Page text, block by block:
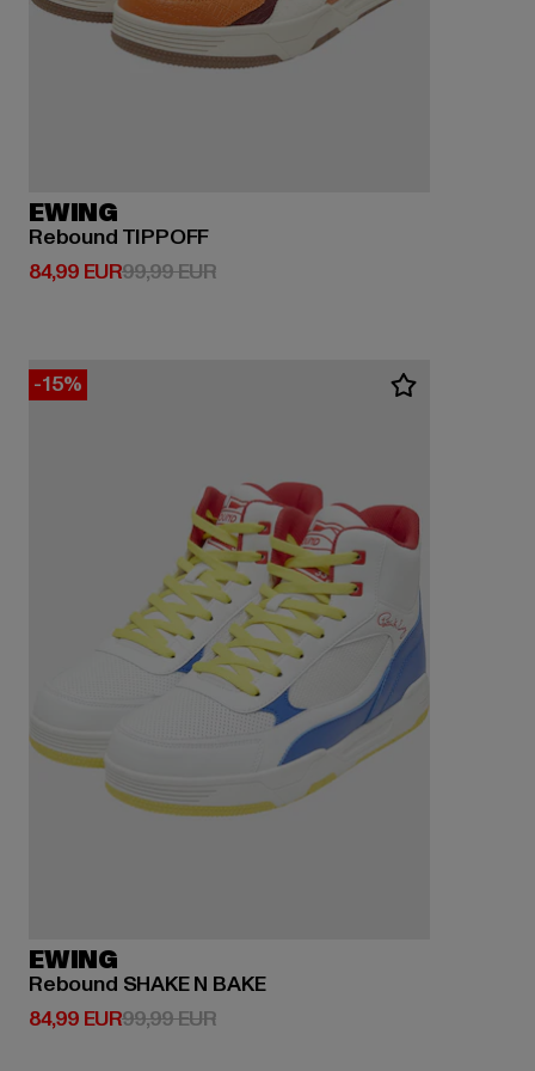
EWING
Rebound TIPPOFF
84,99 EUR
Ajankohtainen hinta: 84,99 EUR
99,99 EURKampanjahinta: 99,99 EUR
-15%
EWING
Rebound SHAKE N BAKE
84,99 EUR
Ajankohtainen hinta: 84,99 EUR
99,99 EURKampanjahinta: 99,99 EUR